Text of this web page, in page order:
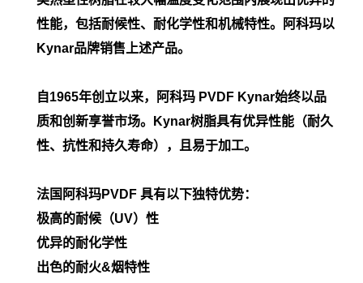
性能，包括耐候性、耐化学性和机械特性。阿科玛以
Kynar品牌销售上述产品。
自1965年创立以来，阿科玛 PVDF Kynar始终以品
质和创新享誉市场。Kynar树脂具有优异性能（耐久
性、抗性和持久寿命），且易于加工。
法国阿科玛PVDF 具有以下独特优势：
极高的耐候（UV）性
优异的耐化学性
出色的耐火&烟特性